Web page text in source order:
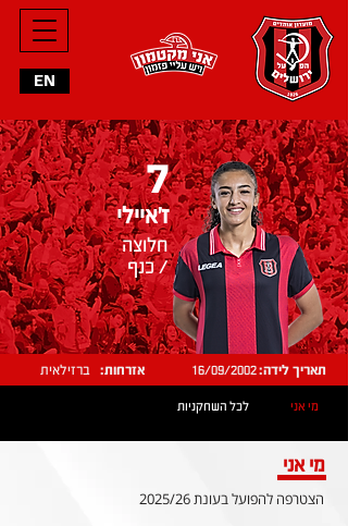
EN
7
ז'איילי
חלוצה
/ כנף
ברזילאית אזרחות: תאריך לידה:16/09/2002
מי אני לכל השחקניות
מי אני
הצטרפה להפועל בעונת 2025/26